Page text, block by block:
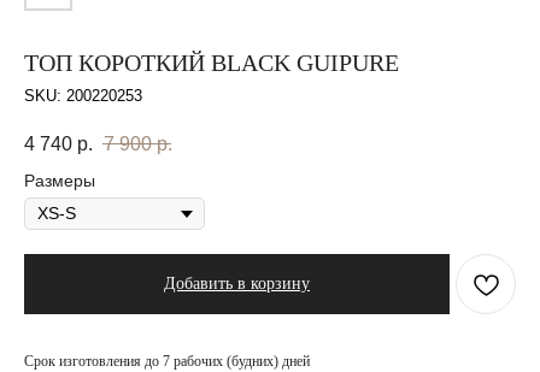
ТОП КОРОТКИЙ BLACK GUIPURE
SKU: 200220253
4 740 р. 7 900 р.
Размеры
Добавить в корзину
Срок изготовления до 7 рабочих (будних) дней